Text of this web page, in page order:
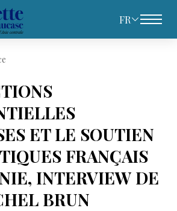
FR
ET LE SOUTIEN
FRANÇAIS
INTERVIEW DE
BRUN